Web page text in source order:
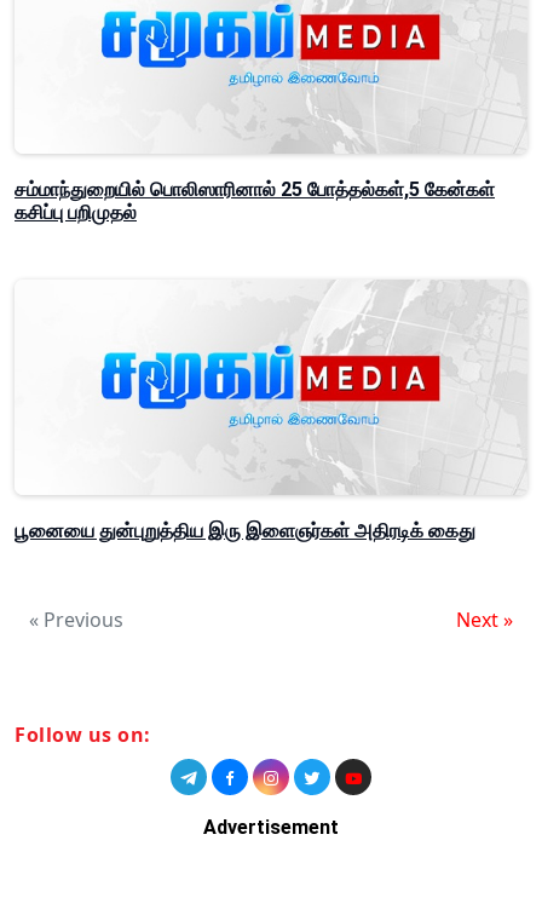
சம்மாந்துறையில் பொலிஸாரினால் 25 போத்தல்கள்,5 கேன்கள்
கசிப்பு பறிமுதல்
பூனையை துன்புறுத்திய இரு இளைஞர்கள் அதிரடிக் கைது
« Previous Next »
Follow us on:
Advertisement